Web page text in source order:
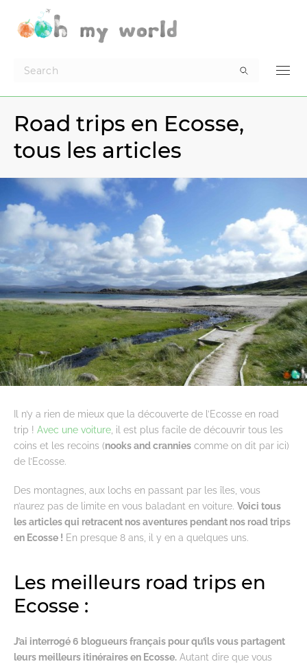
Road trips en Ecosse,
tous les articles
Il n’y a rien de mieux que la découverte de l’Ecosse en road
trip ! Avec une voiture , il est plus facile de découvrir tous les
coins et les recoins (nooks and crannies comme on dit par ici)
de l’Ecosse.
Des montagnes, aux lochs en passant par les îles, vous
n’aurez pas de limite en vous baladant en voiture. Voici tous
les articles qui retracent nos aventures pendant nos road trips
en Ecosse ! En presque 8 ans, il y en a quelques uns.
Les meilleurs road trips en
Ecosse :
J’ai interrogé 6 blogueurs français pour qu’ils vous partagent
leurs meilleurs itinéraires en Ecosse. Autant dire que vous